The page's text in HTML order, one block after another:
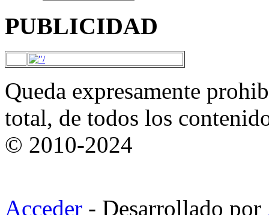
PUBLICIDAD
Queda expresamente
total, de todos los
© 2010-2024
Acceder - Desarrollado por